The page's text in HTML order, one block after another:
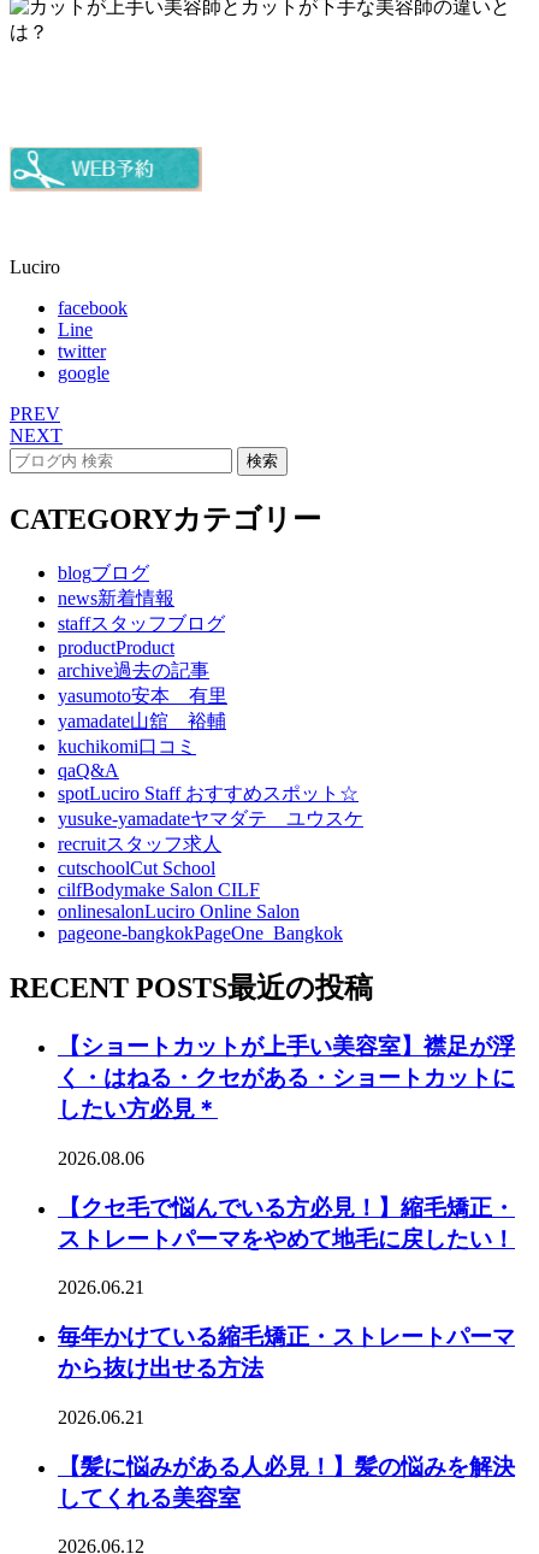
Luciro
facebook
Line
twitter
google
PREV
NEXT
CATEGORYカテゴリー
blogブログ
news新着情報
staffスタッフブログ
productProduct
archive過去の記事
yasumoto安本 有里
yamadate山舘 裕輔
kuchikomi口コミ
qaQ&A
spotLuciro Staff おすすめスポット☆
yusuke-yamadateヤマダテ ユウスケ
recruitスタッフ求人
cutschoolCut School
cilfBodymake Salon CILF
onlinesalonLuciro Online Salon
pageone-bangkokPageOne_Bangkok
RECENT POSTS最近の投稿
【ショートカットが上手い美容室】襟足が浮
く・はねる・クセがある・ショートカットに
したい方必見＊
2026.08.06
【クセ毛で悩んでいる方必見！】縮毛矯正・
ストレートパーマをやめて地毛に戻したい！
2026.06.21
毎年かけている縮毛矯正・ストレートパーマ
から抜け出せる方法
2026.06.21
【髪に悩みがある人必見！】髪の悩みを解決
してくれる美容室
2026.06.12